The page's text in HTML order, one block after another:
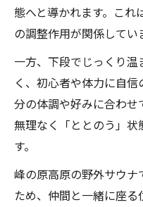
態へと導かれます。これ
の調整作用が関係してい
一方、下段でじっくり
く、初心者や体力に自
分の体調や好みに合わせ
無理なく「ととのう」
す。
峰の原高原の野外サウ
ため、仲間と一緒に座